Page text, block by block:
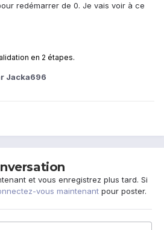
redémarrer de 0. Je vais voir à ce
en 2 étapes.
Jacka696
et vous enregistrez plus tard. Si
vous maintenant pour poster.